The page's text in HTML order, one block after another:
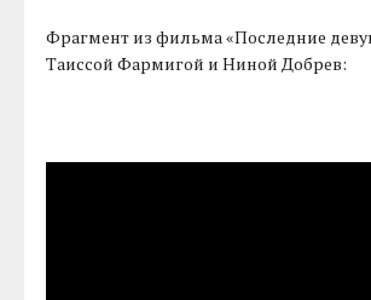
Фрагмент из фильма «Последние
Таиссой Фармигой и Ниной Добрев: